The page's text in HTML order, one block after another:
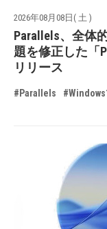
2026年08月08日( 土 )
Parallels、全体
題を修正した「
リリース
#Parallels